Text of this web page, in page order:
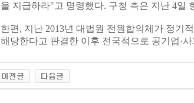
을 지급하라"고 명령했다. 구청 측은 지난 4일
한편, 지난 2013년 대법원 전원합의체가 정기
해당한다고 판결한 이후 전국적으로 공기업·